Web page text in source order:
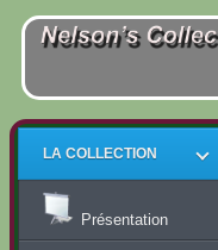
LA COLLECTION
Présentation